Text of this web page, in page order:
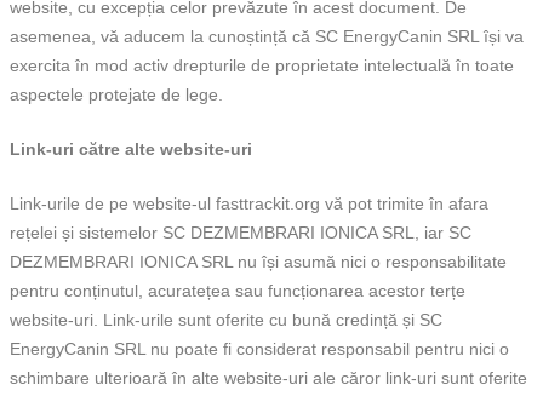
website, cu excepția celor prevăzute în acest document. De
asemenea, vă aducem la cunoștință că SC EnergyCanin SRL își va
exercita în mod activ drepturile de proprietate intelectuală în toate
aspectele protejate de lege.
Link-uri către alte website-uri
Link-urile de pe website-ul fasttrackit.org vă pot trimite în afara
rețelei și sistemelor SC DEZMEMBRARI IONICA SRL, iar SC
DEZMEMBRARI IONICA SRL nu își asumă nici o responsabilitate
pentru conținutul, acuratețea sau funcționarea acestor terțe
website-uri. Link-urile sunt oferite cu bună credință și SC
EnergyCanin SRL nu poate fi considerat responsabil pentru nici o
schimbare ulterioară în alte website-uri ale căror link-uri sunt oferite